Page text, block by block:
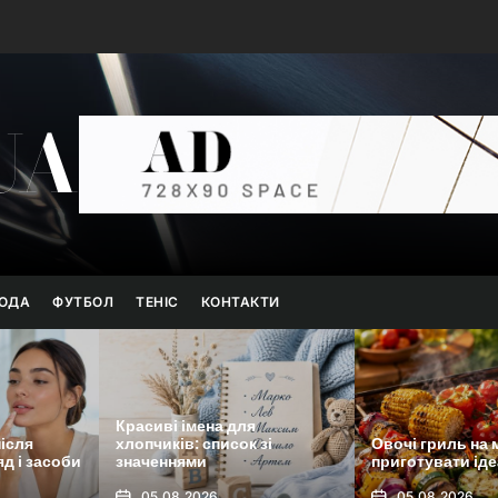
ФУТБОЛ ТЕНІС КОНТАКТИ
Овочі гриль на мангалі: як
приготувати ідеально
Чи можна
суботу: що